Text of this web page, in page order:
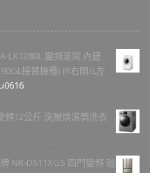
LX128BL 變頻滾筒 內建
接替機種) (R右開/L左
頻12公斤 洗脫烘滾筒洗衣
NR-D611XGS 四門變頻 玻